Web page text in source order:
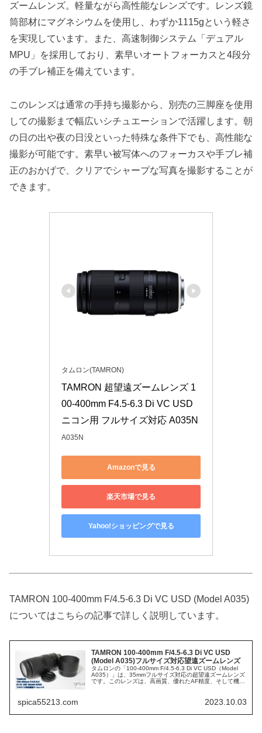
ズームレンズ。軽量ながら高性能なレンズです。レンズ鏡
筒部材にマグネシウムを使用し、わずか1115gという軽さ
を実現しています。また、高速制御システム「デュアル
MPU」を採用しており、素早いオートフォーカスと4段分
の手ブレ補正を備えています。
このレンズは通常の手持ち撮影から、別売の三脚座を使用
しての撮影まで幅広いシチュエーションで活躍します。朝
の日の出や夜の日没といった特殊な条件下でも、高性能な
撮影が可能です。素早い被写体へのフォーカスや手ブレ補
正のおかげで、クリアでシャープな写真を撮影することが
できます。
タムロン(TAMRON)
TAMRON 超望遠ズームレンズ 1
00-400mm F4.5-6.3 Di VC USD
ニコン用 フルサイズ対応 A035N
A035N
Amazonで見る
楽天市場で見る
Yahoo!ショッピングで見る
TAMRON 100-400mm F/4.5-6.3 Di VC USD (Model A035)
についてはこちらの記事で詳しく説明しています。
TAMRON 100-400mm F/4.5-6.3 Di VC USD
(Model A035)フルサイズ対応望遠ズームレンズ
タムロンの「100-400mm F/4.5-6.3 Di VC USD（Model
A035）」は、35mmフルサイズ対応の超望遠ズームレンズ
です。このレンズは、高画質、優れたAF精度、そして機動
spica55213.com 2023.10.03